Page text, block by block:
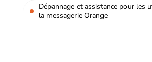
Dépannage et assistance pour les
la messagerie Orange